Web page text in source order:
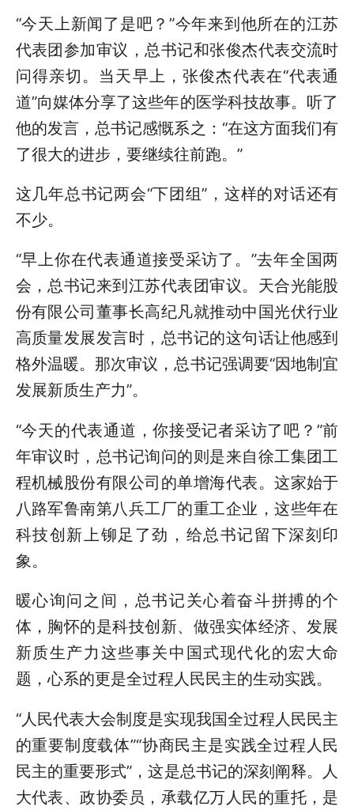
“今天上新闻了是吧？”今年来到他所在的江苏
代表团参加审议，总书记和张俊杰代表交流时
问得亲切。当天早上，张俊杰代表在“代表通
道”向媒体分享了这些年的医学科技故事。听了
他的发言，总书记感慨系之：“在这方面我们有
了很大的进步，要继续往前跑。”
这几年总书记两会“下团组”，这样的对话还有
不少。
“早上你在代表通道接受采访了。”去年全国两
会，总书记来到江苏代表团审议。天合光能股
份有限公司董事长高纪凡就推动中国光伏行业
高质量发展发言时，总书记的这句话让他感到
格外温暖。那次审议，总书记强调要“因地制宜
发展新质生产力”。
“今天的代表通道，你接受记者采访了吧？”前
年审议时，总书记询问的则是来自徐工集团工
程机械股份有限公司的单增海代表。这家始于
八路军鲁南第八兵工厂的重工企业，这些年在
科技创新上铆足了劲，给总书记留下深刻印
象。
暖心询问之间，总书记关心着奋斗拼搏的个
体，胸怀的是科技创新、做强实体经济、发展
新质生产力这些事关中国式现代化的宏大命
题，心系的更是全过程人民民主的生动实践。
“人民代表大会制度是实现我国全过程人民民主
的重要制度载体”“协商民主是实践全过程人民
民主的重要形式”，这是总书记的深刻阐释。人
大代表、政协委员，承载亿万人民的重托，是